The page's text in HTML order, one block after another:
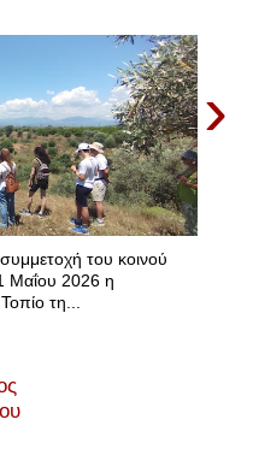
›
του κοινού
Μαΐου 2026 η
τη...